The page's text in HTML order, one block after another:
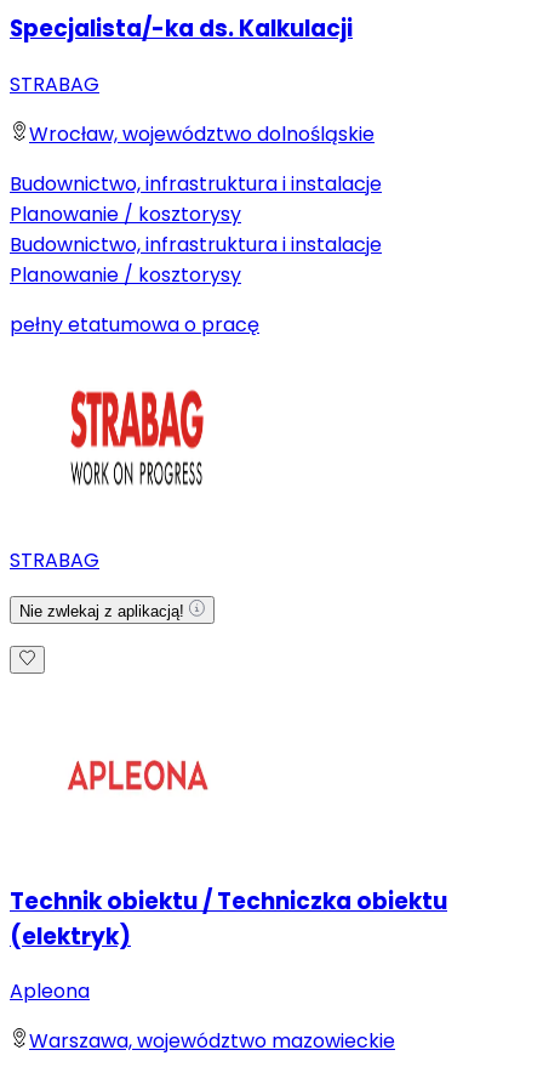
Specjalista/-ka ds. Kalkulacji
STRABAG
Wrocław, województwo dolnośląskie
Budownictwo, infrastruktura i instalacje
Planowanie / kosztorysy
Budownictwo, infrastruktura i instalacje
Planowanie / kosztorysy
pełny etatumowa o pracę
STRABAG
Nie zwlekaj z aplikacją!
Technik obiektu / Techniczka obiektu
(elektryk)
Apleona
Warszawa, województwo mazowieckie